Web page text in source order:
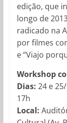
edição, que
longo de
radicado na
por filmes
e “Viajo
Workshop
Dias: 24 e
17h
Local: